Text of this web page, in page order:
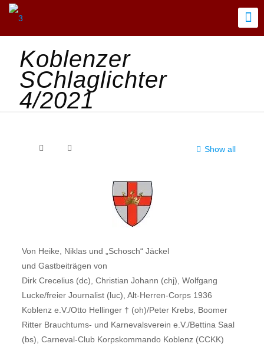
Koblenzer
SChlaglichter
4/2021
Show all
Von Heike, Niklas und „Schosch“ Jäckel
und Gastbeiträgen von
Dirk Crecelius (dc), Christian Johann (chj), Wolfgang
Lucke/freier Journalist (luc), Alt-Herren-Corps 1936
Koblenz e.V./Otto Hellinger † (oh)/Peter Krebs, Boomer
Ritter Brauchtums- und Karnevalsverein e.V./Bettina Saal
(bs), Carneval-Club Korpskommando Koblenz (CCKK)